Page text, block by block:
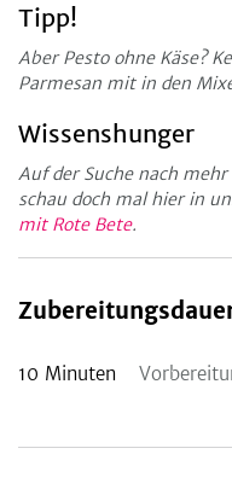
Tipp!
Aber Pesto ohne Käse?
Parmesan mit in den
Wissenshunger
Auf der Suche nach
schau doch mal hier in
mit Rote Bete.
10 Minuten